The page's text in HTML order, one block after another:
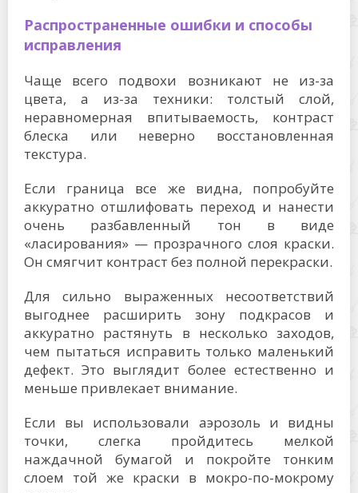
Распространенные ошибки и способы
исправления
Чаще всего подвохи возникают не из-за
цвета, а из-за техники: толстый слой,
неравномерная впитываемость, контраст
блеска или неверно восстановленная
текстура.
Если граница все же видна, попробуйте
аккуратно отшлифовать переход и нанести
очень разбавленный тон в виде
«ласирования» — прозрачного слоя краски.
Он смягчит контраст без полной перекраски.
Для сильно выраженных несоответствий
выгоднее расширить зону подкрасов и
аккуратно растянуть в несколько заходов,
чем пытаться исправить только маленький
дефект. Это выглядит более естественно и
меньше привлекает внимание.
Если вы использовали аэрозоль и видны
точки, слегка пройдитесь мелкой
наждачной бумагой и покройте тонким
слоем той же краски в мокро-по-мокрому